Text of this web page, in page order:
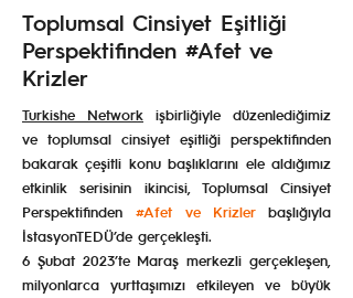
Toplumsal Cinsiyet Eşitliği
Perspektifinden #Afet ve
Krizler
Turkishe Network
işbirliğiyle düzenlediğimiz
ve toplumsal cinsiyet eşitliği perspektifinden
bakarak çeşitli konu başlıklarını ele aldığımız
etkinlik serisinin ikincisi, Toplumsal Cinsiyet
Perspektifinden #Afet ve Krizlerbaşlığıyla
İstasyonTEDÜ’de gerçekleşti.
6 Şubat 2023’te Maraş merkezli gerçekleşen,
milyonlarca yurttaşımızı etkileyen ve büyük